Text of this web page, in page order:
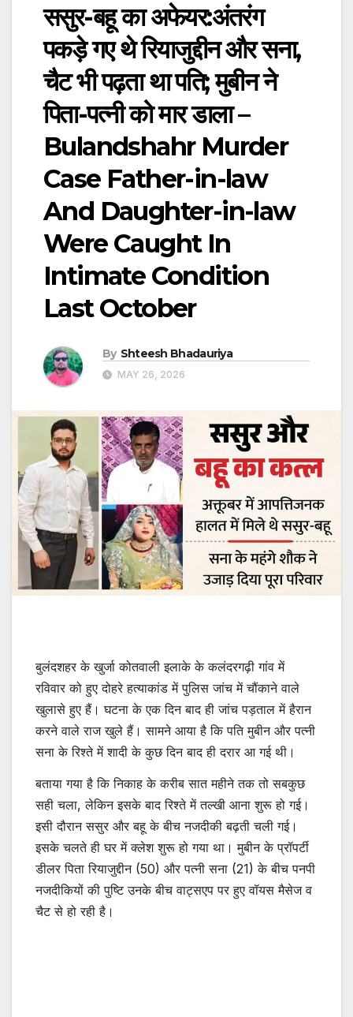
ससुर-बहू का अफेयर:अंतरंग
पकड़े गए थे रियाजुद्दीन और सना,
चैट भी पढ़ता था पति; मुबीन ने
पिता-पत्नी को मार डाला –
Bulandshahr Murder
Case Father-in-law
And Daughter-in-law
Were Caught In
Intimate Condition
Last October
By Shteesh Bhadauriya
MAY 26, 2026
बुलंदशहर के खुर्जा कोतवाली इलाके के कलंदरगढ़ी गांव में
रविवार को हुए दोहरे हत्याकांड में पुलिस जांच में चौंकाने वाले
खुलासे हुए हैं। घटना के एक दिन बाद ही जांच पड़ताल में हैरान
करने वाले राज खुले हैं। सामने आया है कि पति मुबीन और पत्नी
सना के रिश्ते में शादी के कुछ दिन बाद ही दरार आ गई थी।
बताया गया है कि निकाह के करीब सात महीने तक तो सबकुछ
सही चला, लेकिन इसके बाद रिश्ते में तल्खी आना शुरू हो गई।
इसी दौरान ससुर और बहू के बीच नजदीकी बढ़ती चली गई।
इसके चलते ही घर में क्लेश शुरू हो गया था। मुबीन के प्रॉपर्टी
डीलर पिता रियाजुद्दीन (50) और पत्नी सना (21) के बीच पनपी
नजदीकियों की पुष्टि उनके बीच वाट्सएप पर हुए वॉयस मैसेज व
चैट से हो रही है।